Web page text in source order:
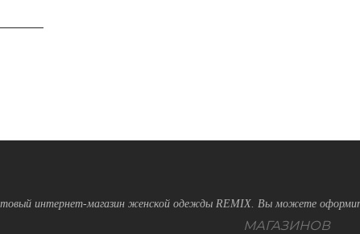
интернет-магазин женской одежды REMIX. Вы можете
МАГАЗИНОВ